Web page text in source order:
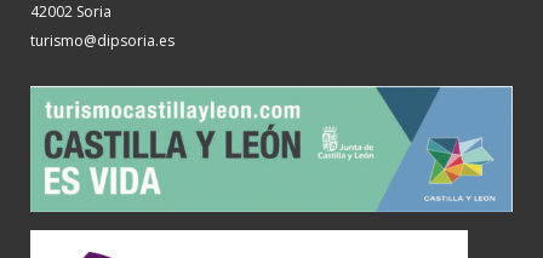
42002 Soria
turismo@dipsoria.es